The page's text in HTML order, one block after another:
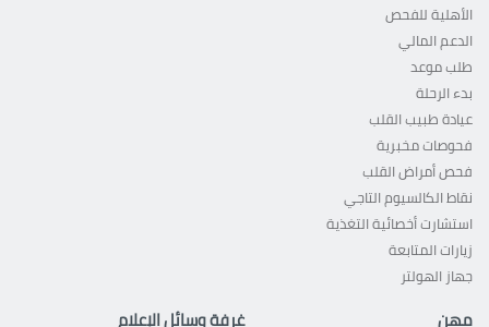
الأهلية للفحص
الدعم المالي
طلب موعد
بدء الرحلة
عيادة طبيب القلب
فحوصات مخبرية
فحص أمراض القلب
نقاط الكالسيوم التاجي
استشارت أخصائية التغذية
زيارات المتابعة
جهاز الهولتر
غرفة وسائل الإعلام مهن